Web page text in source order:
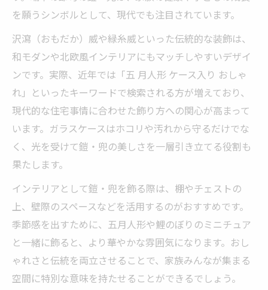
を願うシンボルとして、現代でも注目されています。
沢瀉（おもだか）威や緑糸威といった伝統的な装飾は、
和モダンや北欧風インテリアにもマッチしやすいデザイ
ンです。実際、近年では「五 月人形 ケース入り おしゃ
れ」といったキーワードで検索される方が増えており、
現代的な住宅事情に合わせた飾り方への関心が高まって
います。ガラスケースはホコリや汚れから守るだけでな
く、光を受けて鎧・兜の美しさを一層引き立てる役割も
果たします。
インテリアとして鎧・兜を飾る際は、棚やチェストの
上、壁際のスペースなどを活用するのがおすすめです。
季節感を出すために、五月人形や鯉のぼりのミニチュア
と一緒に飾ると、より華やかな雰囲気になります。おし
ゃれさと伝統を両立させることで、家族みんなが集まる
空間に特別な意味を持たせることができるでしょう。